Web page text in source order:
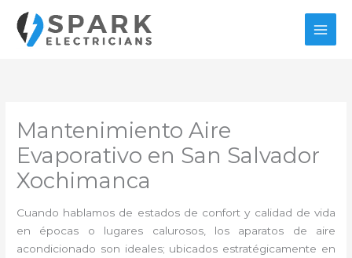
contenido
Mantenimiento Aire
Evaporativo en San Salvador
Xochimanca
Cuando hablamos de estados de confort y calidad de vida
en épocas o lugares calurosos, los aparatos de aire
acondicionado son ideales; ubicados estratégicamente en